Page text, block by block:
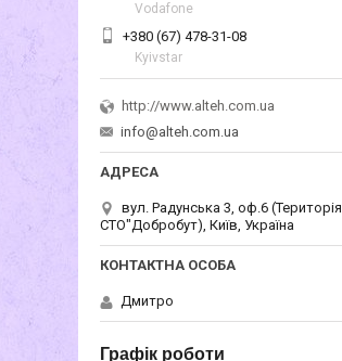
Vodafone
+380 (67) 478-31-08
Kyivstar
http://www.alteh.com.ua
info@alteh.com.ua
вул. Радунська 3, оф.6 (Територія
СТО"Добробут), Київ, Україна
Дмитро
Графік роботи